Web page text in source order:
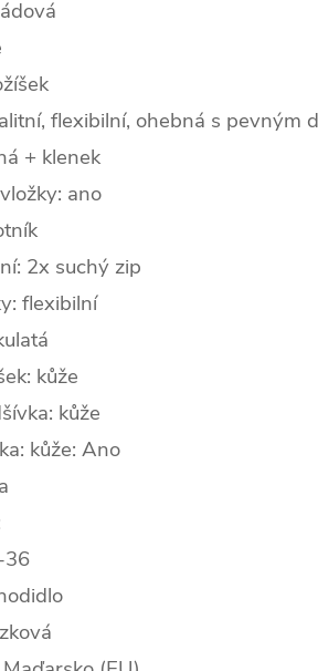
flexibilní, ohebná s pevným
+ klenek
ano
2x suchý zip
flexibilní
kůže
kůže
kůže: Ano
36